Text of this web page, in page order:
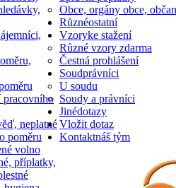
neplatné
poměru
volno
příplatky,
Obce, orgány obce,
Různéostatní
Vzoryke stažení
Různé vzory zdarma
Čestná prohlášení
Soudprávníci
U soudu
Soudy a právníci
Jinédotazy
Vložit dotaz
Kontaktnáš tým